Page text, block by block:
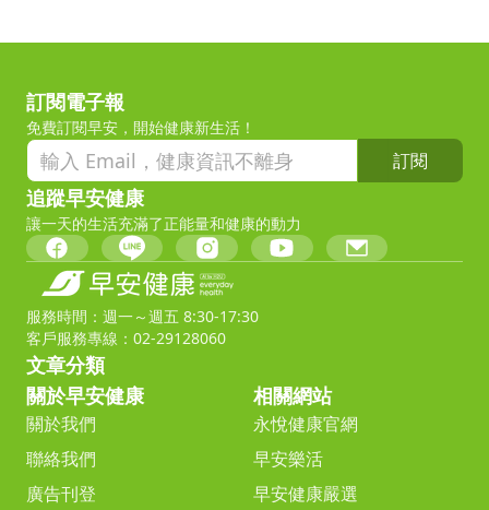
訂閱電子報
免費訂閱早安，開始健康新生活！
訂閱
追蹤早安健康
讓一天的生活充滿了正能量和健康的動力
服務時間：週一～週五 8:30-17:30
客戶服務專線：02-29128060
文章分類
關於早安健康
關於我們
聯絡我們
廣告刊登
相關網站
永悅健康官網
早安樂活
早安健康嚴選